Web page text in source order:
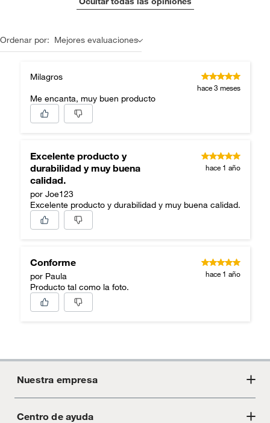
Ordenar por: Mejores evaluaciones
Milagros
hace 3 meses
Me encanta, muy buen producto
Excelente producto y
durabilidad y muy buena
calidad.
por Joe123
hace 1 año
Excelente producto y durabilidad y muy buena calidad.
Conforme
por Paula hace 1 año
Producto tal como la foto.
Nuestra empresa
Acerca de Crate
Centro de ayuda